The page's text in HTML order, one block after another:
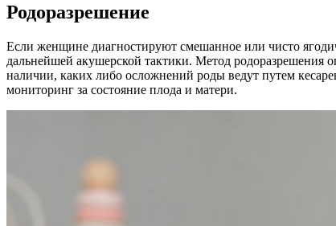
Родоразрешение
Если женщине диагностируют смешанное или чисто
дальнейшей акушерской тактики. Метод родоразрешения
наличии, каких либо осложнений роды ведут путем
мониторинг за состояние плода и матери.